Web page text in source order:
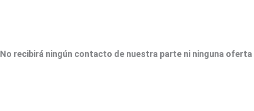
No recibirá ningún contacto de nuestra parte ni ninguna oferta